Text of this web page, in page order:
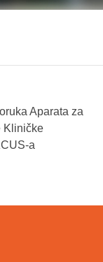
Aparata za
Kliničke
a